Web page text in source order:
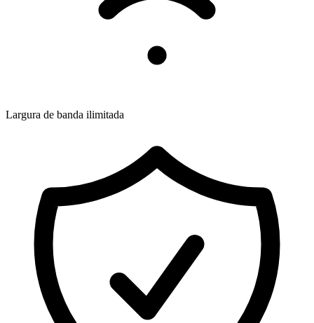
Largura de banda ilimitada